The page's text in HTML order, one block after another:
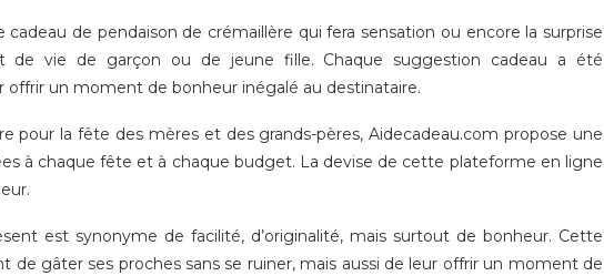
cadeau de pendaison de crémaillère qui fera sensation ou encore la surprise
de vie de garçon ou de jeune fille. Chaque suggestion cadeau a été
un moment de bonheur inégalé au destinataire.
pour la fête des mères et des grands-pères, Aidecadeau.com propose une
à chaque fête et à chaque budget. La devise de cette plateforme en ligne
est synonyme de facilité, d’originalité, mais surtout de bonheur. Cette
gâter ses proches sans se ruiner, mais aussi de leur offrir un moment de